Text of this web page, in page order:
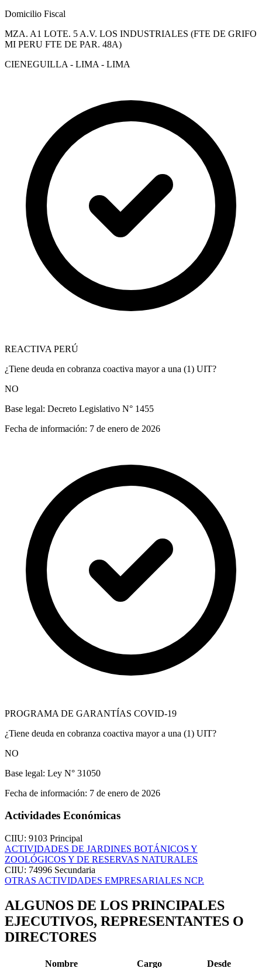
Domicilio Fiscal
MZA. A1 LOTE. 5 A.V. LOS INDUSTRIALES (FTE DE GRIFO
MI PERU FTE DE PAR. 48A)
CIENEGUILLA - LIMA - LIMA
REACTIVA PERÚ
¿Tiene deuda en cobranza coactiva mayor a una (1) UIT?
NO
Base legal: Decreto Legislativo N° 1455
Fecha de información: 7 de enero de 2026
PROGRAMA DE GARANTÍAS COVID-19
¿Tiene deuda en cobranza coactiva mayor a una (1) UIT?
NO
Base legal: Ley N° 31050
Fecha de información: 7 de enero de 2026
Actividades Económicas
CIIU: 9103 Principal
ACTIVIDADES DE JARDINES BOTÁNICOS Y
ZOOLÓGICOS Y DE RESERVAS NATURALES
CIIU: 74996 Secundaria
OTRAS ACTIVIDADES EMPRESARIALES NCP.
ALGUNOS DE LOS PRINCIPALES
EJECUTIVOS, REPRESENTANTES O
DIRECTORES
Nombre Cargo Desde